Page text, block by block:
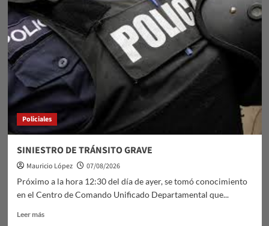
duraznense
y
sus
manifestaciones:
el
domingo
de
agosto
Sala
Lavalleja
Policiales
SINIESTRO DE TRÁNSITO GRAVE
Mauricio López
07/08/2026
Próximo a la hora 12:30 del día de ayer, se tomó conocimiento
en el Centro de Comando Unificado Departamental que...
Leer másLeer